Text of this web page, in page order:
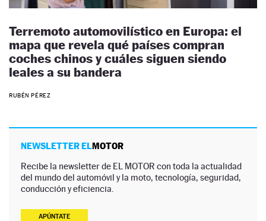
Terremoto automovilístico en Europa: el
mapa que revela qué países compran
coches chinos y cuáles siguen siendo
leales a su bandera
RUBÉN PÉREZ
NEWSLETTER ELMOTOR
Recibe la newsletter de EL MOTOR con toda la actualidad
del mundo del automóvil y la moto, tecnología, seguridad,
conducción y eficiencia.
APÚNTATE